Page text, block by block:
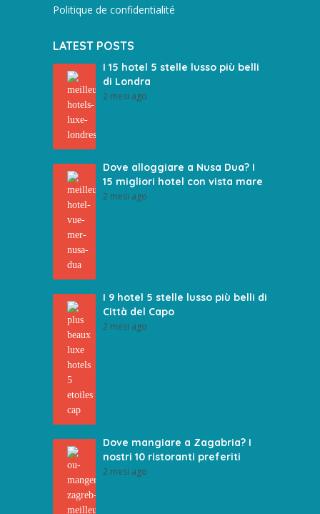
Politique de confidentialité
LATEST POSTS
I 15 hotel 5 stelle lusso più belli
di Londra
2 mesi ago
Dove alloggiare a Nusa Dua? I
15 migliori hotel con vista mare
2 mesi ago
I 9 hotel 5 stelle lusso più belli di
Città del Capo
2 mesi ago
Dove mangiare a Zagabria? I
nostri 10 ristoranti preferiti
2 mesi ago